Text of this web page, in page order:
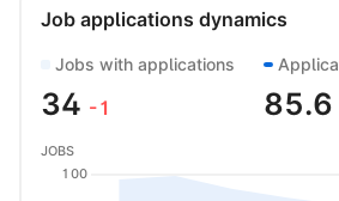
Job applications dynamics
Jobs with applications
34 -1 85.6
100
JOBS